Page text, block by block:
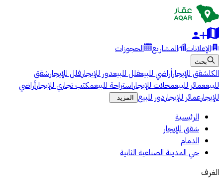
الإعلانات المشاريع الحجوزات
بحث
الكلشقق للإيجارأراضي للبيعفلل للبيعدور للإيجارفلل للإيجارشقق
للبيععمائر للبيعمحلات للإيجاراستراحة للبيعمكتب تجاري للإيجارأراضي
للإيجارعمائر للإيجاردور للبيع المزيد
الرئيسية
شقق للإيجار
الدمام
حي المدينة الصناعية الثانية
الغرف